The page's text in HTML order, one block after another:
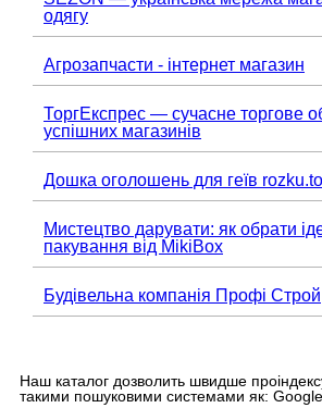
одягу
Агрозапчасти - інтернет магазин
ТоргЕкспрес — сучасне торгове
успішних магазинів
Дошка оголошень для геїв rozku.to
Мистецтво дарувати: як обрати
пакування від MikiBox
Будівельна компанія Профі Строй
Наш каталог дозволить швидше
такими пошуковими системами як: